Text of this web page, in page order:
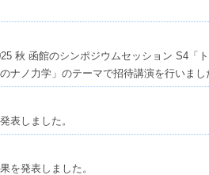
秋 函館のシンポジウムセッション S4「
ナノ力学」のテーマで招待講演を行いまし
表しました。
を発表しました。